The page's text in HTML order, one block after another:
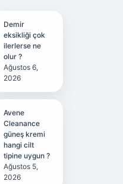
Demir
eksikliği çok
ilerlerse ne
olur ?
Ağustos 6,
2026
Avene
Cleanance
güneş kremi
hangi cilt
tipine uygun ?
Ağustos 5,
2026